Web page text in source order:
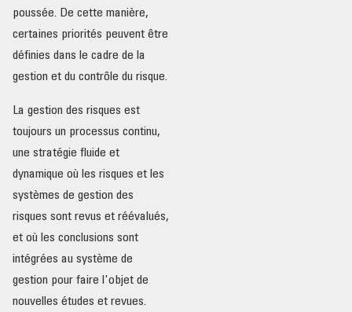
poussée. De cette manière,
certaines priorités peuvent être
définies dans le cadre de la
gestion et du contrôle du risque.
La gestion des risques est
toujours un processus continu,
une stratégie fluide et
dynamique où les risques et les
systèmes de gestion des
risques sont revus et réévalués,
et où les conclusions sont
intégrées au système de
gestion pour faire l'objet de
nouvelles études et revues.